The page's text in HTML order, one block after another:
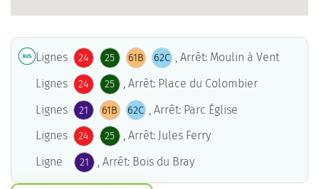
Lignes 24 25 61B 62C , Arrêt: Moulin à Vent
Lignes
24 25
, Arrêt: Place du Colombier
Lignes
21 61B 62C
, Arrêt: Parc Église
Lignes
24 25
, Arrêt: Jules Ferry
Ligne
21 , Arrêt: Bois du Bray